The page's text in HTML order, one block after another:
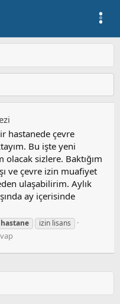
hastanede çevre
Bu işte yeni
sizlere. Baktığım
ve çevre izin muafiyet
ulaşabilirim. Aylık
ay içerisinde
hastane izin lisans